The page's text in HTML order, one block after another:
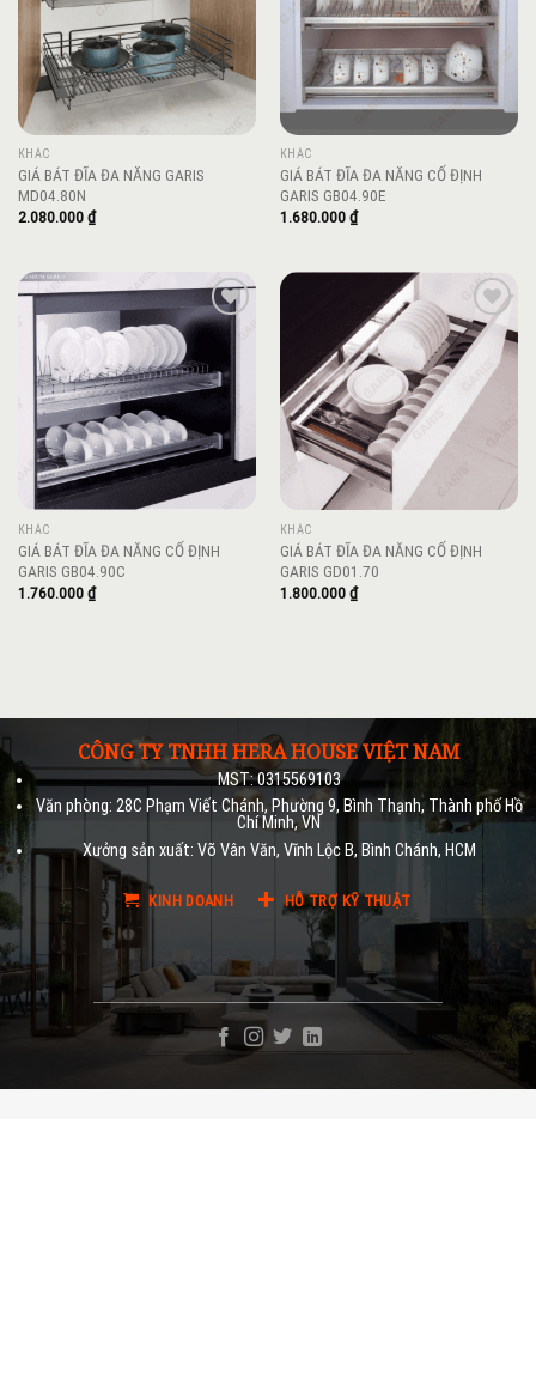
KHÁC
GIÁ BÁT ĐĨA ĐA NĂNG GARIS
MD04.80N
2.080.000₫
KHÁC
GIÁ BÁT ĐĨA ĐA NĂNG CỐ ĐỊNH
GARIS GB04.90E
1.680.000₫
KHÁC
GIÁ BÁT ĐĨA ĐA NĂNG CỐ ĐỊNH
GARIS GB04.90C
1.760.000₫
Add to
wishlist
KHÁC
GIÁ BÁT ĐĨA ĐA NĂNG CỐ ĐỊNH
GARIS GD01.70
1.800.000₫
CÔNG TY TNHH HERA HOUSE VIỆT NAM
MST: 0315569103
Văn phòng: 28C Phạm Viết Chánh, Phường 9, Bình Thạnh, Thành phố Hồ
Chí Minh, VN
Xưởng sản xuất: Võ Vân Văn, Vĩnh Lộc B, Bình Chánh, HCM
KINH DOANH HỖ TRỢ KỸ THUẬT